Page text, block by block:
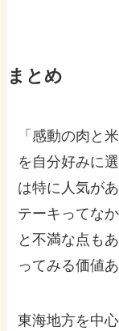
まとめ
「感動の肉と
を自分好みに
は特に人気が
テーキってな
と不満な点も
ってみる価値
東海地方を中